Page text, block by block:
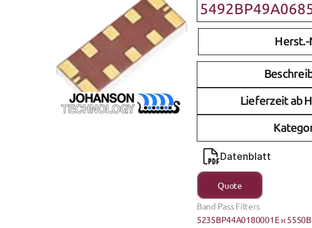
Herst.-
Lieferzeit ab
Datenblatt
Quote
Band Pass Filters
5235BP44A0180001E ›‹